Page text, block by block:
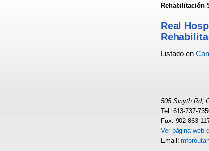
Rehabilitación
Real
Listado en
505 Smyth Rd,
Tel: 613-737-
Fax: 902-863-
Ver página web
Email: